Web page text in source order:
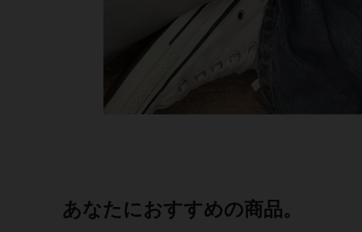
あなたにおすすめの商品。